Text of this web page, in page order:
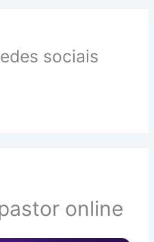
sociais
online